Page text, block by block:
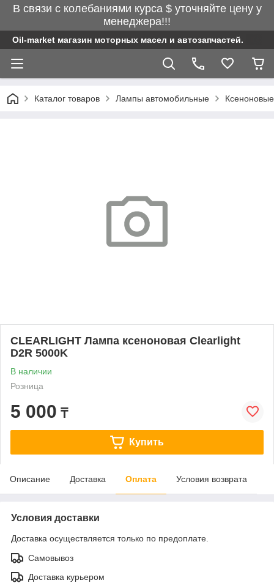
В связи с колебаниями курса $ уточняйте цену у
менеджера!!!
Oil-market магазин моторных масел и автозапчастей.
Каталог товаров Лампы автомобильные
CLEARLIGHT Лампа ксеноновая Clearlight
D2R 5000K
В наличии
Розница
5 000 ₸
Купить
Описание Доставка Оплата Условия возврата
Условия доставки
Доставка осуществляется только по предоплате.
Самовывоз
Доставка курьером